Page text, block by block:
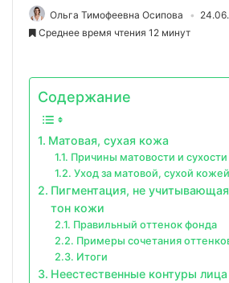
Ольга Тимофеевна Осипова
Среднее время чтения 12 минут
Содержание
Матовая, сухая кожа
Причины матовости и
Уход за матовой, сухой кожей
Пигментация, не
тон кожи
Правильный оттенок фонда
Примеры сочетания
Итоги
Неестественные контуры лица